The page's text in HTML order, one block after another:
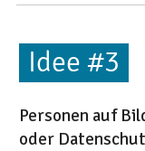
Personen auf
oder
Idee #3